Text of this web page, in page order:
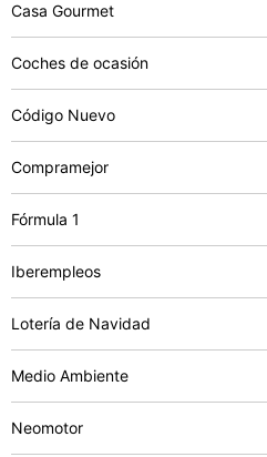
Casa Gourmet
Coches de ocasión
Código Nuevo
Compramejor
Fórmula 1
Iberempleos
Lotería de Navidad
Medio Ambiente
Neomotor